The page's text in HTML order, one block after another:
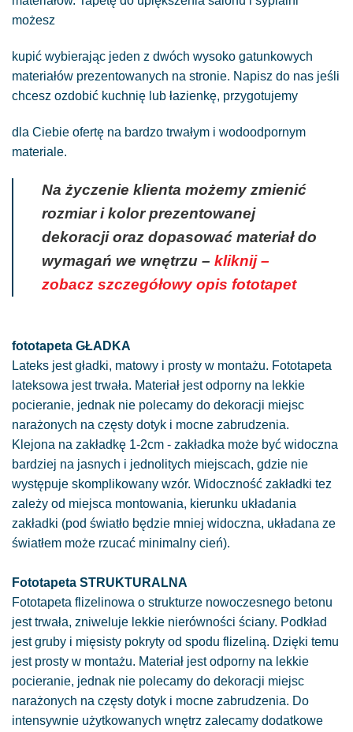
możesz
kupić wybierając jeden z dwóch wysoko gatunkowych
materiałów prezentowanych na stronie. Napisz do nas jeśli
chcesz ozdobić kuchnię lub łazienkę, przygotujemy
dla Ciebie ofertę na bardzo trwałym i wodoodpornym
materiale.
Na życzenie klienta możemy zmienić
rozmiar i kolor prezentowanej
dekoracji oraz dopasować materiał do
wymagań we wnętrzu – kliknij –
zobacz szczegółowy opis fototapet
fototapeta GŁADKA
Lateks jest gładki, matowy i prosty w montażu. Fototapeta
lateksowa jest trwała. Materiał jest odporny na lekkie
pocieranie, jednak nie polecamy do dekoracji miejsc
narażonych na częsty dotyk i mocne zabrudzenia.
Klejona na zakładkę 1-2cm - zakładka może być widoczna
bardziej na jasnych i jednolitych miejscach, gdzie nie
występuje skomplikowany wzór. Widoczność zakładki tez
zależy od miejsca montowania, kierunku układania
zakładki (pod światło będzie mniej widoczna, układana ze
światłem może rzucać minimalny cień).
Fototapeta STRUKTURALNA
Fototapeta flizelinowa o strukturze nowoczesnego betonu
jest trwała, zniweluje lekkie nierówności ściany. Podkład
jest gruby i mięsisty pokryty od spodu flizeliną. Dzięki temu
jest prosty w montażu. Materiał jest odporny na lekkie
pocieranie, jednak nie polecamy do dekoracji miejsc
narażonych na częsty dotyk i mocne zabrudzenia. Do
intensywnie użytkowanych wnętrz zalecamy dodatkowe